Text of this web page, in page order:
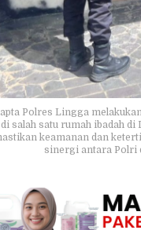
P
s
t
i
k
a
n
U
m
r
s
Polres Lingga
salah satu rumah ibadah
keamanan dan
sinergi antara Polri